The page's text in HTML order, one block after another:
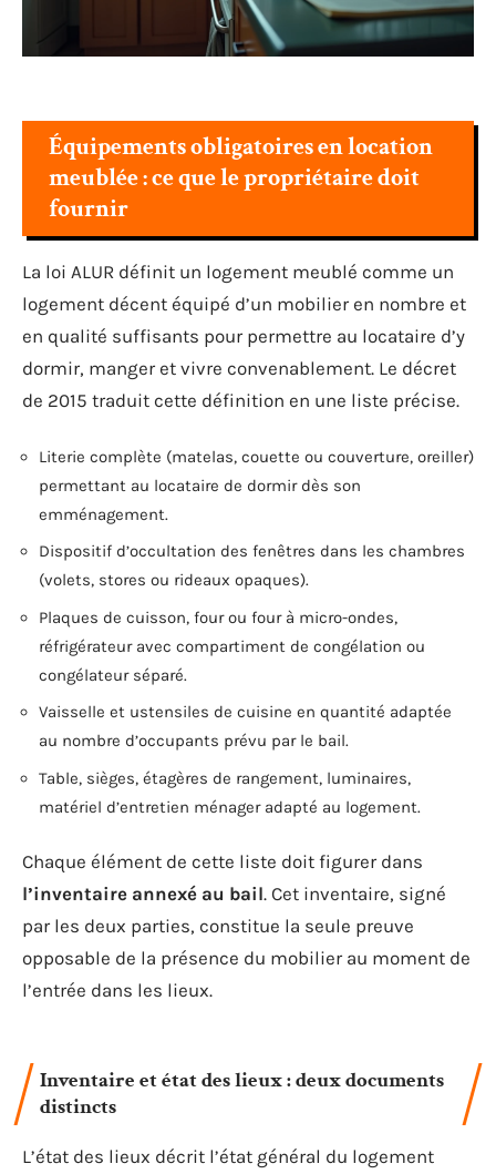
Équipements obligatoires en location
meublée : ce que le propriétaire doit
fournir
La loi ALUR définit un logement meublé comme un
logement décent équipé d’un mobilier en nombre et
en qualité suffisants pour permettre au locataire d’y
dormir, manger et vivre convenablement. Le décret
de 2015 traduit cette définition en une liste précise.
Literie complète (matelas, couette ou couverture, oreiller)
permettant au locataire de dormir dès son
emménagement.
Dispositif d’occultation des fenêtres dans les chambres
(volets, stores ou rideaux opaques).
Plaques de cuisson, four ou four à micro-ondes,
réfrigérateur avec compartiment de congélation ou
congélateur séparé.
Vaisselle et ustensiles de cuisine en quantité adaptée
au nombre d’occupants prévu par le bail.
Table, sièges, étagères de rangement, luminaires,
matériel d’entretien ménager adapté au logement.
Chaque élément de cette liste doit figurer dans
l’inventaire annexé au bail. Cet inventaire, signé
par les deux parties, constitue la seule preuve
opposable de la présence du mobilier au moment de
l’entrée dans les lieux.
Inventaire et état des lieux : deux documents
distincts
L’état des lieux décrit l’état général du logement